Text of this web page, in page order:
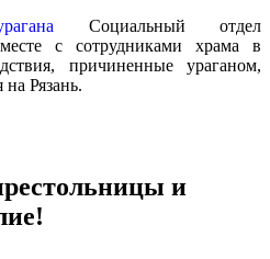
Социальный отдел
с сотрудниками храма в
причиненные ураганом,
Рязань.
и